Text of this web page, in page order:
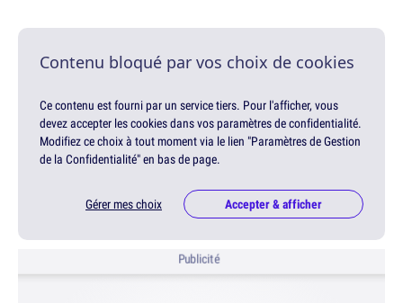
Contenu bloqué par vos choix de cookies
Ce contenu est fourni par un service tiers. Pour l'afficher, vous
devez accepter les cookies dans vos paramètres de confidentialité.
Modifiez ce choix à tout moment via le lien "Paramètres de Gestion
de la Confidentialité" en bas de page.
Gérer mes choix Accepter & afficher
Publicité